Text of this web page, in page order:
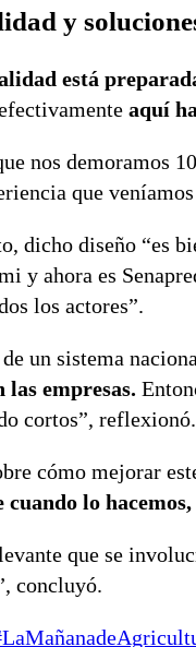
y
está
aquí
nos demoramos
que
dicho diseño “es
y ahora es
los actores”.
un sistema
empresas.
cortos”, reflexionó.
cómo mejorar
lo
que se
concluyó.